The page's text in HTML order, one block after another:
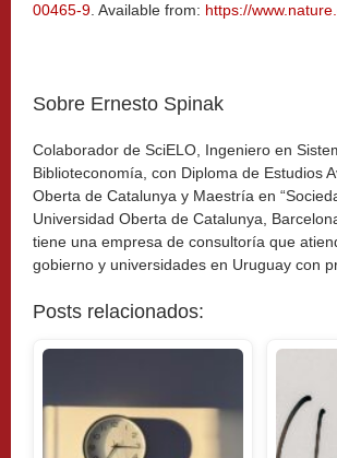
00465-9 . Available from: https://
Sobre Ernesto Spinak
Colaborador de SciELO, Ingeniero en
Biblioteconomía, con Diploma de Estudios
Oberta de Catalunya y Maestría en
Universidad Oberta de Catalunya,
tiene una empresa de consultoría que
gobierno y universidades en Uruguay con
Posts relacionados: